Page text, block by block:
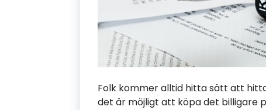
Folk kommer alltid hitta sätt att
det är möjligt att köpa det billigare